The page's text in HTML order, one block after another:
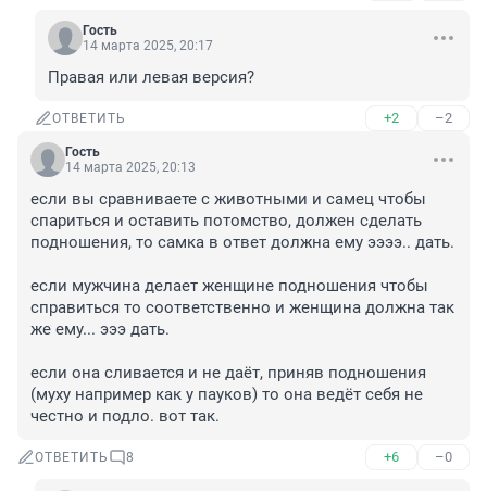
Гость
14 марта 2025, 20:17
Правая или левая версия?
ОТВЕТИТЬ +2 –2
Гость
14 марта 2025, 20:13
если вы сравниваете с животными и самец чтобы
спариться и оставить потомство, должен сделать
подношения, то самка в ответ должна ему ээээ.. дать.
если мужчина делает женщине подношения чтобы
справиться то соответственно и женщина должна так
же ему... эээ дать.
если она сливается и не даёт, приняв подношения
(муху например как у пауков) то она ведёт себя не
честно и подло. вот так.
ОТВЕТИТЬ 8 +6 –0